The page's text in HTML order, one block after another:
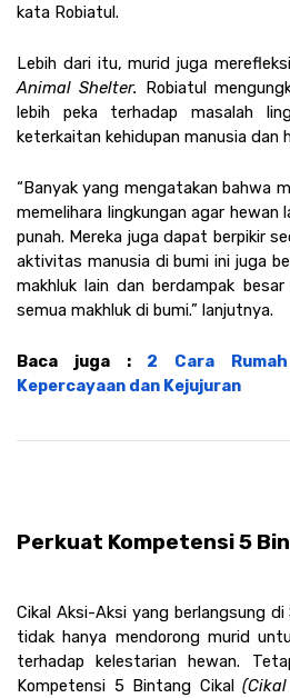
kata Robiatul.
Animal Shelter. Robiatul
lebih peka terhadap masalah
keterkaitan kehidupan manusia dan
“Banyak yang mengatakan bahwa
memelihara lingkungan agar hewan
punah. Mereka juga dapat berpikir
aktivitas manusia di bumi ini juga
makhluk lain dan berdampak
semua makhluk di bumi.” lanjutnya.
Baca juga : 2 Cara
Kepercayaan dan Kejujuran
Perkuat Kompetensi 5
Cikal Aksi-Aksi yang berlangsung di
tidak hanya mendorong murid
terhadap kelestarian hewan.
Kompetensi 5 Bintang Cikal